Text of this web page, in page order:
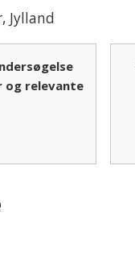
, Jylland
og relevante